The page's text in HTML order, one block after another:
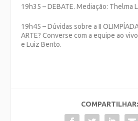
19h35 – DEBATE. Mediação: Thelma
19h45 – Dúvidas sobre a II
ARTE? Converse com a equipe ao
e Luiz Bento.
COMPARTILHAR: